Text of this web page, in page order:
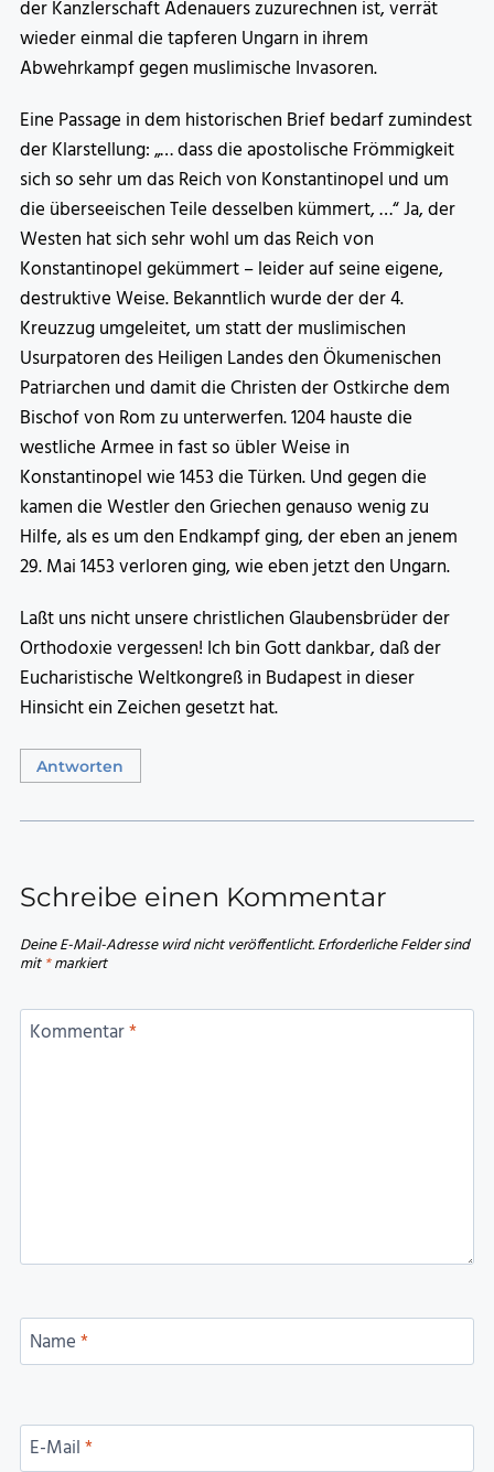
der Kanzlerschaft Adenauers zuzurechnen ist, verrät
wieder einmal die tapferen Ungarn in ihrem
Abwehrkampf gegen muslimische Invasoren.
Eine Passage in dem historischen Brief bedarf zumindest
der Klarstellung: „… dass die apostolische Frömmigkeit
sich so sehr um das Reich von Konstantinopel und um
die überseeischen Teile desselben kümmert, …“ Ja, der
Westen hat sich sehr wohl um das Reich von
Konstantinopel gekümmert – leider auf seine eigene,
destruktive Weise. Bekanntlich wurde der der 4.
Kreuzzug umgeleitet, um statt der muslimischen
Usurpatoren des Heiligen Landes den Ökumenischen
Patriarchen und damit die Christen der Ostkirche dem
Bischof von Rom zu unterwerfen. 1204 hauste die
westliche Armee in fast so übler Weise in
Konstantinopel wie 1453 die Türken. Und gegen die
kamen die Westler den Griechen genauso wenig zu
Hilfe, als es um den Endkampf ging, der eben an jenem
29. Mai 1453 verloren ging, wie eben jetzt den Ungarn.
Laßt uns nicht unsere christlichen Glaubensbrüder der
Orthodoxie vergessen! Ich bin Gott dankbar, daß der
Eucharistische Weltkongreß in Budapest in dieser
Hinsicht ein Zeichen gesetzt hat.
Antworten
Schreibe einen Kommentar
Deine E-Mail-Adresse wird nicht veröffentlicht.Erforderliche Felder sind
mit*markiert
Kommentar*
Name*
E-Mail*